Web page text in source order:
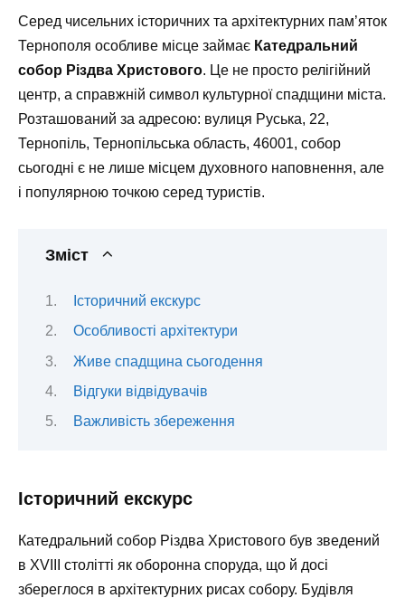
Серед чисельних історичних та архітектурних пам’яток
Тернополя особливе місце займає Катедральний
собор Різдва Христового. Це не просто релігійний
центр, а справжній символ культурної спадщини міста.
Розташований за адресою: вулиця Руська, 22,
Тернопіль, Тернопільська область, 46001, собор
сьогодні є не лише місцем духовного наповнення, але
і популярною точкою серед туристів.
Зміст
Історичний екскурс
Особливості архітектури
Живе спадщина сьогодення
Відгуки відвідувачів
Важливість збереження
Історичний екскурс
Катедральний собор Різдва Христового був зведений
в XVIII столітті як оборонна споруда, що й досі
збереглося в архітектурних рисах собору. Будівля